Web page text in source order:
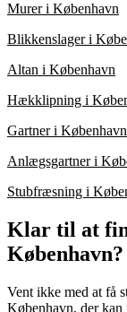
Murer i København
Blikkenslager i
Altan i København
Hækklipning i
Gartner i København
Anlægsgartner i
Stubfræsning i
Klar til at
København?
Vent ikke med at få
København, der